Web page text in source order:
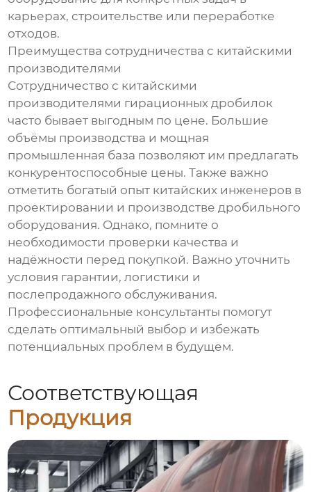
карьерах, строительстве или переработке
отходов.
Преимущества сотрудничества с китайскими
производителями
Сотрудничество с китайскими
производителями гирационных дробилок
часто бывает выгодным по цене. Большие
объёмы производства и мощная
промышленная база позволяют им предлагать
конкурентоспособные цены. Также важно
отметить богатый опыт китайских инженеров в
проектировании и производстве дробильного
оборудования. Однако, помните о
необходимости проверки качества и
надёжности перед покупкой. Важно уточнить
условия гарантии, логистики и
послепродажного обслуживания.
Профессиональные консультанты помогут
сделать оптимальный выбор и избежать
потенциальных проблем в будущем.
Соответствующая
Продукция